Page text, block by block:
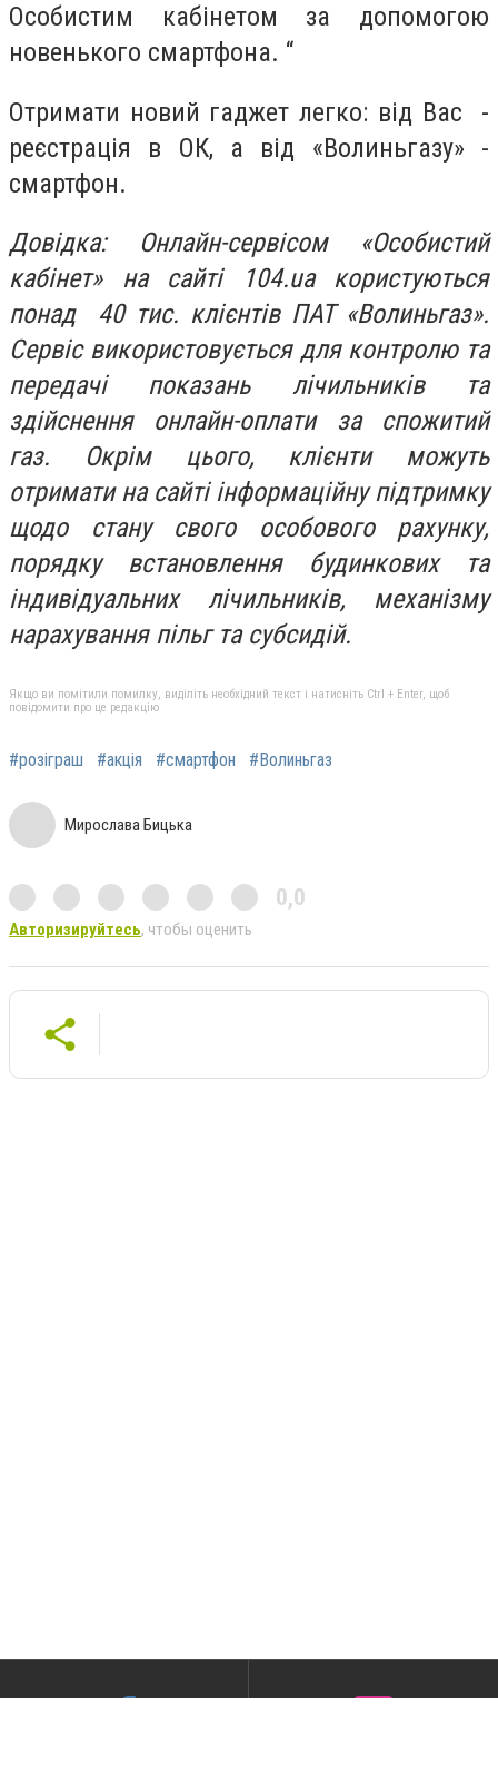
Особистим кабінетом за допомогою
новенького смартфона. “
Отримати новий гаджет легко: від Вас -
реєстрація в ОК, а від «Волиньгазу» -
смартфон.
Довідка: Онлайн-сервісом «Особистий
кабінет» на сайті 104.ua користуються
понад 40 тис. клієнтів ПАТ «Волиньгаз».
Сервіс використовується для контролю та
передачі показань лічильників та
здійснення онлайн-оплати за спожитий
газ. Окрім цього, клієнти можуть
отримати на сайті інформаційну підтримку
щодо стану свого особового рахунку,
порядку встановлення будинкових та
індивідуальних лічильників, механізму
нарахування пільг та субсидій.
Якщо ви помітили помилку, виділіть необхідний текст і натисніть Ctrl + Enter, щоб
повідомити про це редакцію
#розіграш #акція #смартфон #Волиньгаз
Мирослава Бицька
0,0
Авторизируйтесь, чтобы оценить